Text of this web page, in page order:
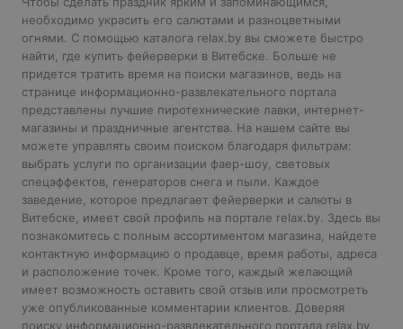
необходимо украсить его салютами и разноцветными
огнями. С помощью каталога relax.by вы сможете быстро
найти, где купить фейерверки в Витебске. Больше не
придется тратить время на поиски магазинов, ведь на
странице информационно-развлекательного портала
представлены лучшие пиротехнические лавки, интернет-
магазины и праздничные агентства. На нашем сайте вы
можете управлять своим поиском благодаря фильтрам:
выбрать услуги по организации фаер-шоу, световых
спецэффектов, генераторов снега и пыли. Каждое
заведение, которое предлагает фейерверки и салюты в
Витебске, имеет свой профиль на портале relax.by. Здесь вы
познакомитесь с полным ассортиментом магазина, найдете
контактную информацию о продавце, время работы, адреса
и расположение точек. Кроме того, каждый желающий
имеет возможность оставить свой отзыв или просмотреть
уже опубликованные комментарии клиентов. Доверяя
поиску информационно-развлекательного портала relax.by,